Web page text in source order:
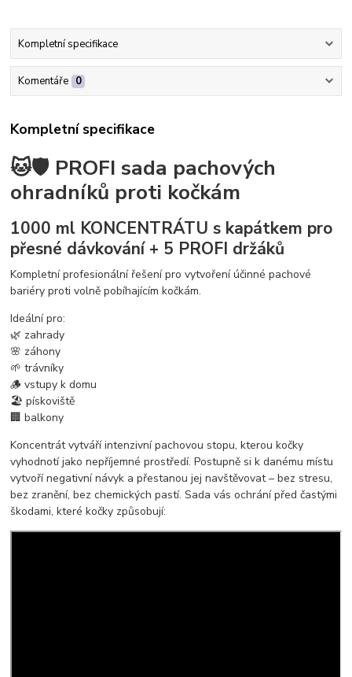
Kompletní specifikace
Komentáře 0
Kompletní specifikace
🐱🛡️ PROFI sada pachových
ohradníků proti kočkám
1000 ml KONCENTRÁTU s kapátkem pro
přesné dávkování + 5 PROFI držáků
Kompletní profesionální řešení pro vytvoření účinné pachové
bariéry proti volně pobíhajícím kočkám.
Ideální pro:
🌿 zahrady
🌸 záhony
🌱 trávníky
🪵 vstupy k domu
🏖 pískoviště
🏢 balkony
Koncentrát vytváří intenzivní pachovou stopu, kterou kočky
vyhodnotí jako nepříjemné prostředí. Postupně si k danému místu
vytvoří negativní návyk a přestanou jej navštěvovat – bez stresu,
bez zranění, bez chemických pastí. Sada vás ochrání před častými
škodami, které kočky způsobují: